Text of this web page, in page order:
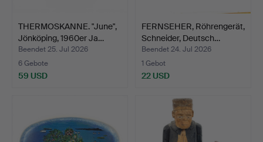
THERMOSKANNE. "June",
Jönköping, 1960er Ja…
Beendet 25. Jul 2026
6 Gebote
59 USD
FERNSEHER, Röhrengerät,
Schneider, Deutsch…
Beendet 24. Jul 2026
1 Gebot
22 USD